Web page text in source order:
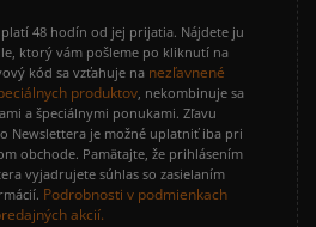
48 hodín od jej prijatia. Nájdete ju
ktorý vám pošleme po kliknutí na
kód sa vzťahuje na nezľavnené
produktov, nekombinuje sa
a špeciálnymi ponukami. Zľavu
Newslettera je možné uplatniť iba pri
obchode. Pamätajte, že prihlásením
vyjadrujete súhlas so zasielaním
Podrobnosti v podmienkach
akcií.